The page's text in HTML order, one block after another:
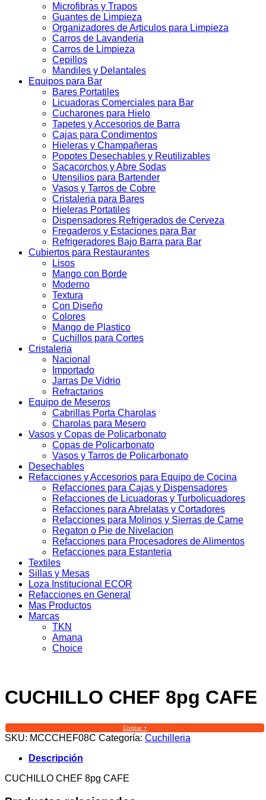
Microfibras y Trapos
Guantes de Limpieza
Organizadores de Articulos para Limpieza
Carros de Lavanderia
Carros de Limpieza
Cepillos
Mandiles y Delantales
Equipos para Bar
Bares Portatiles
Licuadoras Comerciales para Bar
Cucharones para Hielo
Tapetes y Accesorios de Barra
Cajas para Condimentos
Hieleras y Champañeras
Popotes Desechables y Reutilizables
Sacacorchos y Abre Sodas
Utensilios para Bartender
Vasos y Tarros de Cobre
Cristaleria para Bares
Hieleras Portatiles
Dispensadores Refrigerados de Cerveza
Fregaderos y Estaciones para Bar
Refrigeradores Bajo Barra para Bar
Cubiertos para Restaurantes
Lisos
Mango con Borde
Moderno
Textura
Con Diseño
Colores
Mango de Plastico
Cuchillos para Cortes
Cristaleria
Nacional
Importado
Jarras De Vidrio
Refractarios
Equipo de Meseros
Cabrillas Porta Charolas
Charolas para Mesero
Vasos y Copas de Policarbonato
Copas de Policarbonato
Vasos y Tarros de Policarbonato
Desechables
Refacciones y Accesorios para Equipo de Cocina
Refacciones para Cajas y Dispensadores
Refacciones de Licuadoras y Turbolicuadores
Refacciones para Abrelatas y Cortadores
Refacciones para Molinos y Sierras de Carne
Regaton o Pie de Nivelacion
Refacciones para Procesadores de Alimentos
Refacciones para Estanteria
Textiles
Sillas y Mesas
Loza Institucional ECOR
Refacciones en General
Mas Productos
Marcas
TKN
Amana
Choice
CUCHILLO CHEF 8pg CAFE
Cotizar +
SKU: MCCCHEF08C Categoría: Cuchilleria
Descripción
CUCHILLO CHEF 8pg CAFE